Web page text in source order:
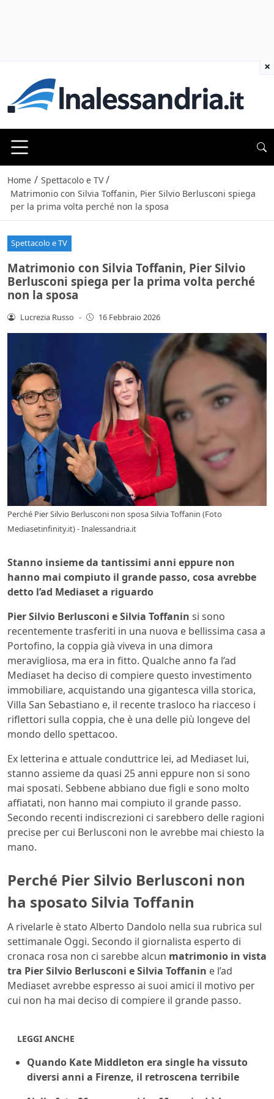
Home / Spettacolo e TV /
Matrimonio con Silvia Toffanin, Pier Silvio Berlusconi spiega
per la prima volta perché non la sposa
Spettacolo e TV
Matrimonio con Silvia Toffanin, Pier Silvio
Berlusconi spiega per la prima volta perché
non la sposa
Lucrezia Russo - 16 Febbraio 2026
Perché Pier Silvio Berlusconi non sposa Silvia Toffanin (Foto
Mediasetinfinity.it) - Inalessandria.it
Stanno insieme da tantissimi anni eppure non
hanno mai compiuto il grande passo, cosa avrebbe
detto l’ad Mediaset a riguardo
Pier Silvio Berlusconi e Silvia Toffanin si sono
recentemente trasferiti in una nuova e bellissima casa a
Portofino, la coppia già viveva in una dimora
meravigliosa, ma era in fitto. Qualche anno fa l’ad
Mediaset ha deciso di compiere questo investimento
immobiliare, acquistando una gigantesca villa storica,
Villa San Sebastiano e, il recente trasloco ha riacceso i
riflettori sulla coppia, che è una delle più longeve del
mondo dello spettacoo.
Ex letterina e attuale conduttrice lei, ad Mediaset lui,
stanno assieme da quasi 25 anni eppure non si sono
mai sposati. Sebbene abbiano due figli e sono molto
affiatati, non hanno mai compiuto il grande passo.
Secondo recenti indiscrezioni ci sarebbero delle ragioni
precise per cui Berlusconi non le avrebbe mai chiesto la
mano.
Perché Pier Silvio Berlusconi non
ha sposato Silvia Toffanin
A rivelarle è stato Alberto Dandolo nella sua rubrica sul
settimanale Oggi. Secondo il giornalista esperto di
cronaca rosa non ci sarebbe alcun matrimonio in vista
tra Pier Silvio Berlusconi e Silvia Toffanin e l’ad
Mediaset avrebbe espresso ai suoi amici il motivo per
cui non ha mai deciso di compiere il grande passo.
LEGGI ANCHE
Quando Kate Middleton era single ha vissuto
diversi anni a Firenze, il retroscena terribile
×